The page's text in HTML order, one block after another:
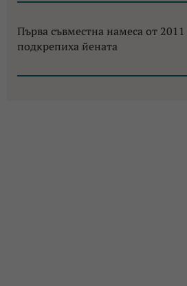
Първа съвместна намеса от
подкрепиха йената